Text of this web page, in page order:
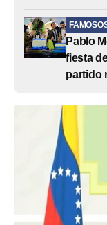
Pablo
fiesta
partido